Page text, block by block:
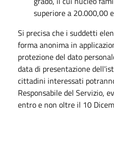
superiore a 20.000,00
Si precisa che i suddetti
forma anonima in
protezione del dato
data di presentazione
cittadini interessati
Responsabile del Servizio,
entro e non oltre il 10